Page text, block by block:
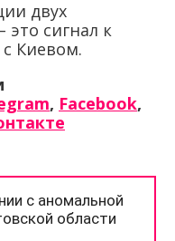
двух
это сигнал к
с Киевом.
, Facebook,